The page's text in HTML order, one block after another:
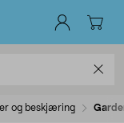
og beskjæring